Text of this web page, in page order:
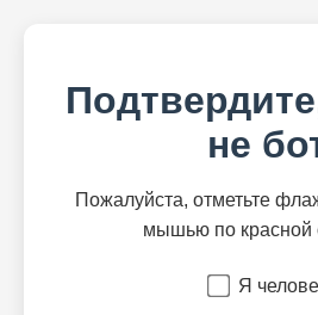
не
Пожалуйста, отметьте
мышью по красной
Я